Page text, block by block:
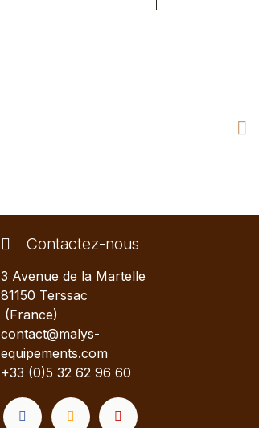
Contactez-nous
3 Avenue de la Martelle
81150 Terssac
(France)
contact@malys-
equipements.com
+33 (0)5 32 62 96 60